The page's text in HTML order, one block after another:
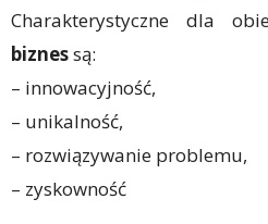
Charakterystyczne dla
biznessą:
– innowacyjność,
– unikalność,
– rozwiązywanie problemu,
– zyskowność